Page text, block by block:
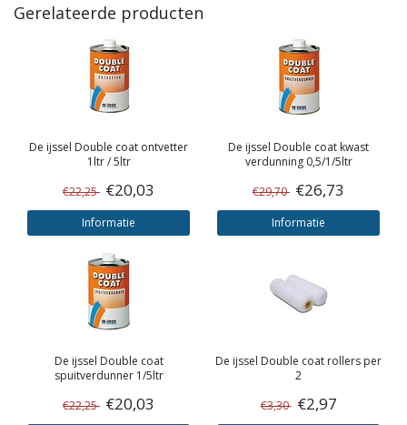
Gerelateerde producten
De ijssel Double coat ontvetter
1ltr / 5ltr
€22,25 €20,03
Informatie
De ijssel Double coat kwast
verdunning 0,5/1/5ltr
€29,70 €26,73
Informatie
De ijssel Double coat
spuitverdunner 1/5ltr
€22,25 €20,03
De ijssel Double coat rollers per
2
€3,30 €2,97